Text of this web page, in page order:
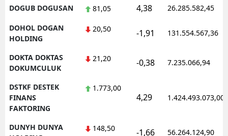
DOGUB DOGUSAN 81,05 4,38 26.285.582,45
DOHOL DOGAN
HOLDING
20,50 -1,91 131.554.567,36
DOKTA DOKTAS
DOKUMCULUK
21,20 -0,38 7.235.066,94
DSTKF DESTEK
FINANS
FAKTORING
1.773,00
4,29 1.424.493.073,00
DUNYH DUNYA
148,50 -1,66 56.264.124,90